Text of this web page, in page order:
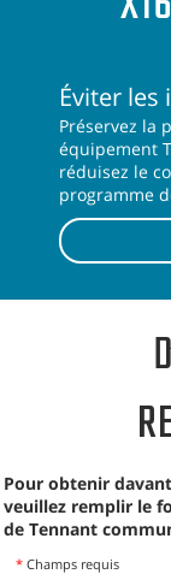
Éviter
Préservez la
équipement
réduisez le
programme
Pour obtenir
veuillez remplir le
de Tennant
* Champs requis